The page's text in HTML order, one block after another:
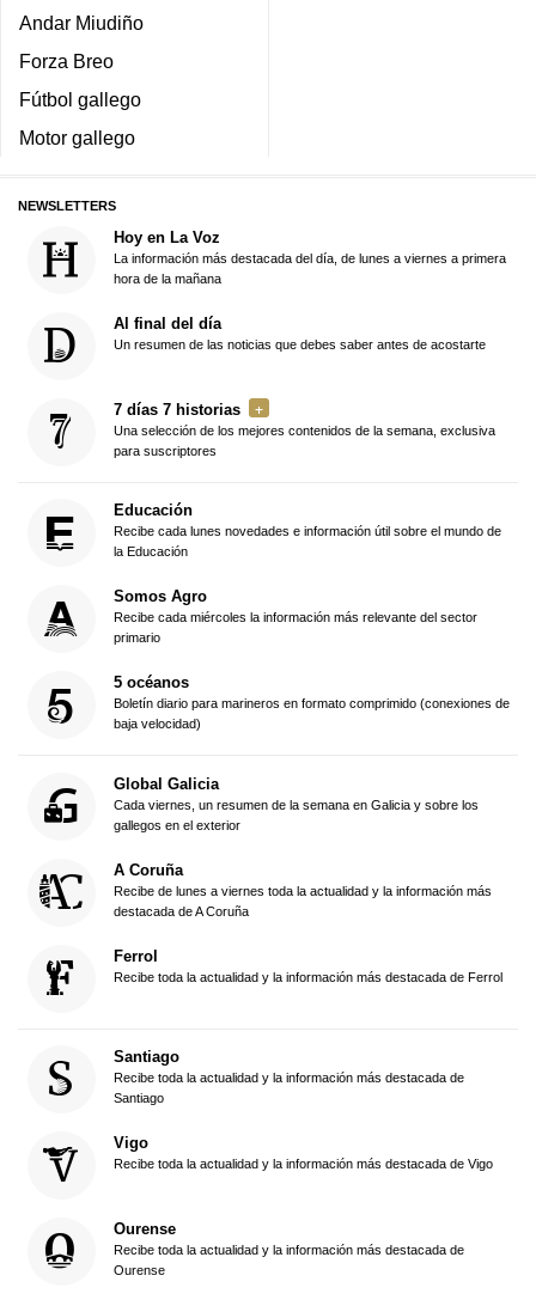
Andar Miudiño
Forza Breo
Fútbol gallego
Motor gallego
NEWSLETTERS
Hoy en La Voz
La información más destacada del día, de lunes a viernes a primera
hora de la mañana
Al final del día
Un resumen de las noticias que debes saber antes de acostarte
7 días 7 historias
Una selección de los mejores contenidos de la semana, exclusiva
para suscriptores
Educación
Recibe cada lunes novedades e información útil sobre el mundo de
la Educación
Somos Agro
Recibe cada miércoles la información más relevante del sector
primario
5 océanos
Boletín diario para marineros en formato comprimido (conexiones de
baja velocidad)
Global Galicia
Cada viernes, un resumen de la semana en Galicia y sobre los
gallegos en el exterior
A Coruña
Recibe de lunes a viernes toda la actualidad y la información más
destacada de A Coruña
Ferrol
Recibe toda la actualidad y la información más destacada de Ferrol
Santiago
Recibe toda la actualidad y la información más destacada de
Santiago
Vigo
Recibe toda la actualidad y la información más destacada de Vigo
Ourense
Recibe toda la actualidad y la información más destacada de
Ourense